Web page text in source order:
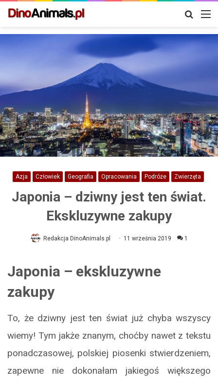
Szukaj
Azja Człowiek Geografia Opracowania Podróże Zwierzęta
Japonia – dziwny jest ten świat.
Ekskluzywne zakupy
Redakcja DinoAnimals.pl 11 września 2019 1
Japonia – ekskluzywne
zakupy
To, że dziwny jest ten świat już chyba wszyscy
wiemy! Tym jakże znanym, choćby nawet z tekstu
ponadczasowej, polskiej piosenki stwierdzeniem,
zapewne nie dokonałam jakiegoś większego